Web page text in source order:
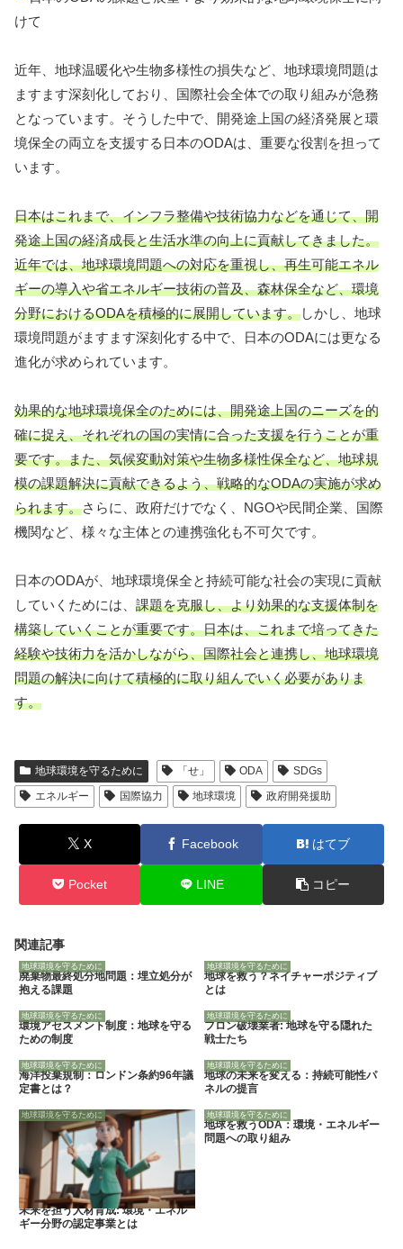
近年、地球温暖化や生物多様性の損失など、地球環境問題は
ますます深刻化しており、国際社会全体での取り組みが急務
となっています。そうした中で、開発途上国の経済発展と環
境保全の両立を支援する日本のODAは、重要な役割を担って
います。
日本はこれまで、インフラ整備や技術協力などを通じて、開
発途上国の経済成長と生活水準の向上に貢献してきました。
近年では、地球環境問題への対応を重視し、再生可能エネル
ギーの導入や省エネルギー技術の普及、森林保全など、環境
分野におけるODAを積極的に展開しています。しかし、地球
環境問題がますます深刻化する中で、日本のODAには更なる
進化が求められています。
効果的な地球環境保全のためには、開発途上国のニーズを的
確に捉え、それぞれの国の実情に合った支援を行うことが重
要です。また、気候変動対策や生物多様性保全など、地球規
模の課題解決に貢献できるよう、戦略的なODAの実施が求め
られます。さらに、政府だけでなく、NGOや民間企業、国際
機関など、様々な主体との連携強化も不可欠です。
日本のODAが、地球環境保全と持続可能な社会の実現に貢献
していくためには、 課題を克服し、より効果的な支援体制を
構築していくことが重要です。日本は、これまで培ってきた
経験や技術力を活かしながら、国際社会と連携し、地球環境
問題の解決に向けて積極的に取り組んでいく必要がありま
す。
地球環境を守るために 「せ」 ODA
SDGs
エネルギー
国際協力 地球環境 政府開発援助
X Facebook はてブ
Pocket LINE コピー
関連記事
地球環境を守るために
廃棄物最終処分地問題：埋立処分が
抱える課題
地球環境を守るために
地球を救う？ネイチャーポジティブ
とは
地球環境を守るために
環境アセスメント制度：地球を守る
ための制度
地球環境を守るために
フロン破壊業者: 地球を守る隠れた
戦士たち
地球環境を守るために
海洋投棄規制：ロンドン条約96年議
定書とは？
地球環境を守るために
地球の未来を変える：持続可能性パ
ネルの提言
地球環境を守るために
未来を担う人材育成: 環境・エネル
ギー分野の認定事業とは
地球環境を守るために
地球を救うODA：環境・エネルギー
問題への取り組み